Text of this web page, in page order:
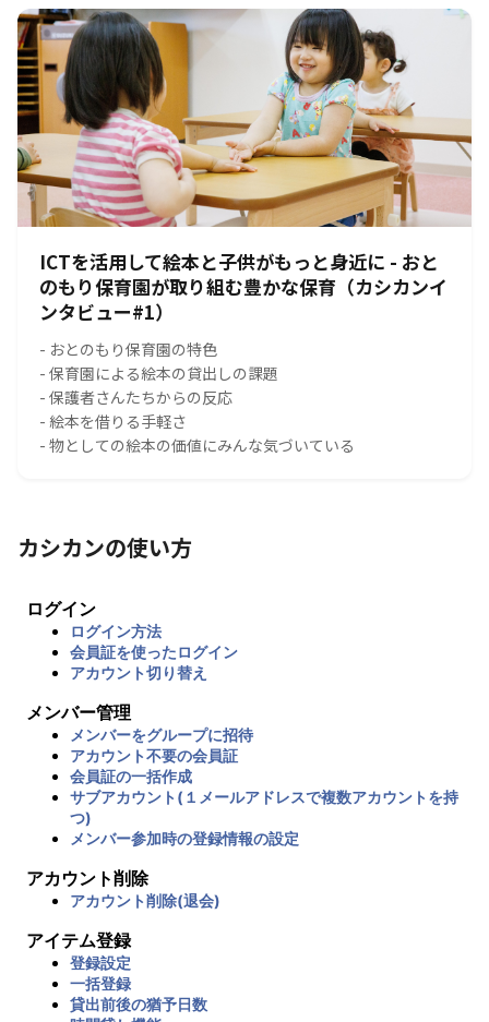
ICTを活用して絵本と子供がもっと身近に - おと
のもり保育園が取り組む豊かな保育（カシカンイ
ンタビュー#1）
- おとのもり保育園の特色
- 保育園による絵本の貸出しの課題
- 保護者さんたちからの反応
- 絵本を借りる手軽さ
- 物としての絵本の価値にみんな気づいている
カシカンの使い方
ログイン
ログイン方法
会員証を使ったログイン
アカウント切り替え
メンバー管理
メンバーをグループに招待
アカウント不要の会員証
会員証の一括作成
サブアカウント(１メールアドレスで複数アカウントを持
つ)
メンバー参加時の登録情報の設定
アカウント削除
アカウント削除(退会)
アイテム登録
登録設定
一括登録
貸出前後の猶予日数